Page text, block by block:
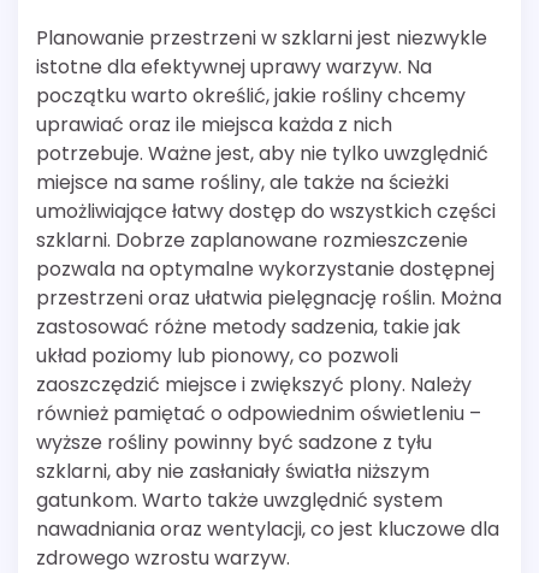
Planowanie przestrzeni w szklarni jest niezwykle
istotne dla efektywnej uprawy warzyw. Na
początku warto określić, jakie rośliny chcemy
uprawiać oraz ile miejsca każda z nich
potrzebuje. Ważne jest, aby nie tylko uwzględnić
miejsce na same rośliny, ale także na ścieżki
umożliwiające łatwy dostęp do wszystkich części
szklarni. Dobrze zaplanowane rozmieszczenie
pozwala na optymalne wykorzystanie dostępnej
przestrzeni oraz ułatwia pielęgnację roślin. Można
zastosować różne metody sadzenia, takie jak
układ poziomy lub pionowy, co pozwoli
zaoszczędzić miejsce i zwiększyć plony. Należy
również pamiętać o odpowiednim oświetleniu –
wyższe rośliny powinny być sadzone z tyłu
szklarni, aby nie zasłaniały światła niższym
gatunkom. Warto także uwzględnić system
nawadniania oraz wentylacji, co jest kluczowe dla
zdrowego wzrostu warzyw.